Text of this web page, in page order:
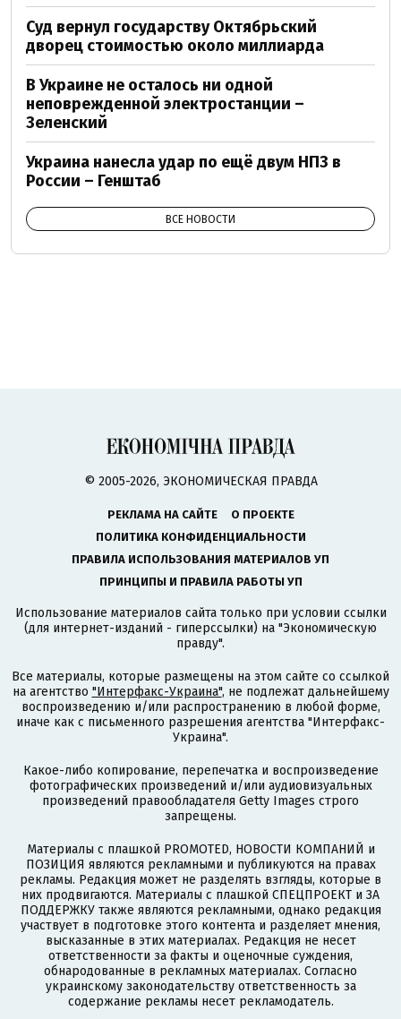
Суд вернул государству Октябрьский
дворец стоимостью около миллиарда
В Украине не осталось ни одной
неповрежденной электростанции –
Зеленский
Украина нанесла удар по ещё двум НПЗ в
России – Генштаб
ВСЕ НОВОСТИ
© 2005-2026, ЭКОНОМИЧЕСКАЯ ПРАВДА
РЕКЛАМА НА САЙТЕ
О ПРОЕКТЕ
ПОЛИТИКА КОНФИДЕНЦИАЛЬНОСТИ
ПРАВИЛА ИСПОЛЬЗОВАНИЯ МАТЕРИАЛОВ УП
ПРИНЦИПЫ И ПРАВИЛА РАБОТЫ УП
Использование материалов сайта только при условии ссылки
(для интернет-изданий - гиперссылки) на "Экономическую
правду".
Все материалы, которые размещены на этом сайте со ссылкой
на агентство "Интерфакс-Украина", не подлежат дальнейшему
воспроизведению и/или распространению в любой форме,
иначе как с письменного разрешения агентства "Интерфакс-
Украина".
Какое-либо копирование, перепечатка и воспроизведение
фотографических произведений и/или аудиовизуальных
произведений правообладателя Getty Images строго
запрещены.
Материалы с плашкой PROMOTED, НОВОСТИ КОМПАНИЙ и
ПОЗИЦИЯ являются рекламными и публикуются на правах
рекламы. Редакция может не разделять взгляды, которые в
них продвигаются. Материалы с плашкой СПЕЦПРОЕКТ и ЗА
ПОДДЕРЖКУ также являются рекламными, однако редакция
участвует в подготовке этого контента и разделяет мнения,
высказанные в этих материалах. Редакция не несет
ответственности за факты и оценочные суждения,
обнародованные в рекламных материалах. Согласно
украинскому законодательству ответственность за
содержание рекламы несет рекламодатель.